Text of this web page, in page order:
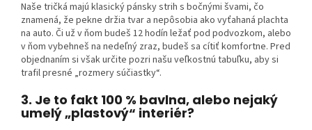
Naše tričká majú klasický pánsky strih s bočnými švami, čo
znamená, že pekne držia tvar a nepôsobia ako vyťahaná plachta
na auto. Či už v ňom budeš 12 hodín ležať pod podvozkom, alebo
v ňom vybehneš na nedeľný zraz, budeš sa cítiť komfortne. Pred
objednaním si však určite pozri našu veľkostnú tabuľku, aby si
trafil presné „rozmery súčiastky“.
3. Je to fakt 100 % bavlna, alebo nejaký
umelý „plastový“ interiér?